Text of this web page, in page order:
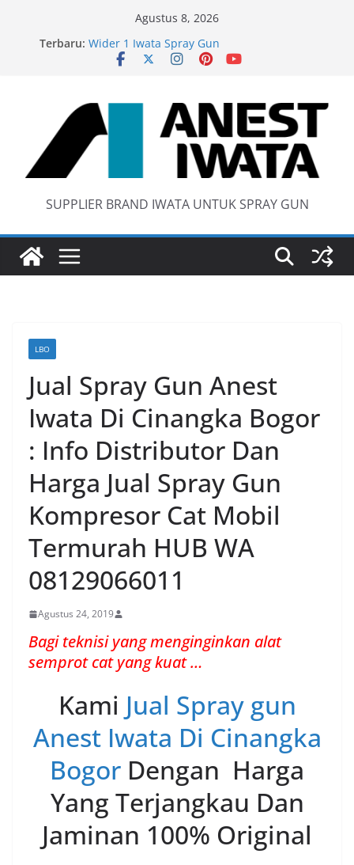
Agustus 8, 2026
Terbaru: Iwata W 71 New Model ….Last generation…
Wider 1 Iwata Spray Gun
Anest Iwata W71 C Original
anti static spray gun
SUPPLIER BRAND IWATA UNTUK SPRAY GUN
LBO
Jual Spray Gun Anest
Iwata Di Cinangka Bogor
: Info Distributor Dan
Harga Jual Spray Gun
Kompresor Cat Mobil
Termurah HUB WA
08129066011
Agustus 24, 2019
Bagi teknisi yang menginginkan alat
semprot cat yang kuat …
Kami Jual Spray gun
Anest Iwata Di Cinangka
Bogor Dengan Harga
Yang Terjangkau Dan
Jaminan 100% Original